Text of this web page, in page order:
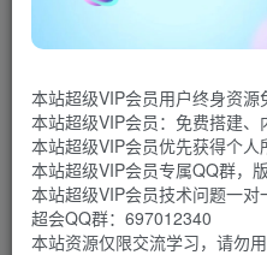
本站超级VIP会员用户终身资源
本站超级VIP会员：免费搭建
本站超级VIP会员优先获得个人
本站超级VIP会员专属QQ群，
本站超级VIP会员技术问题一
超会QQ群：697012340
本站资源仅限交流学习，请勿用